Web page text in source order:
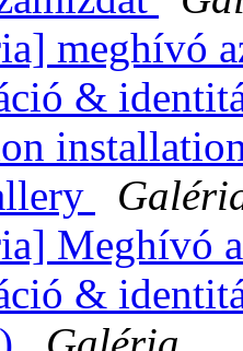
meghívó
&
Meghívó
&